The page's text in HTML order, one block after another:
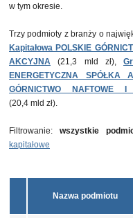
w tym okresie.
Trzy podmioty z branży o
Kapitałowa POLSKIE
AKCYJNA (21,3 mld zł),
ENERGETYCZNA SPÓŁKA
GÓRNICTWO NAFTOWE
(20,4 mld zł).
Filtrowanie:wszystkie
kapitałowe
Nazwa podmiotu